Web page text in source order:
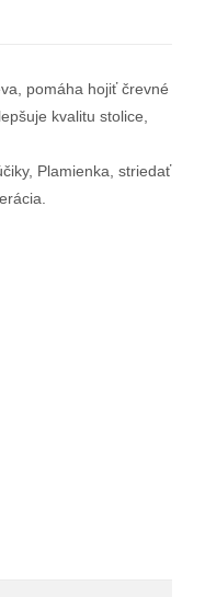
pomáha hojiť črevné
kvalitu stolice,
Plamienka, striedať